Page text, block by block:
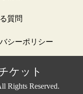
質問
シーポリシー
ケット
Rights Reserved.